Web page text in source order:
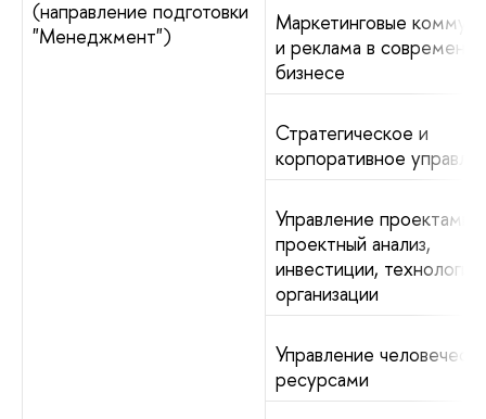
(направление подготовки
"Менеджмент")
Маркетинговые
и реклама в
бизнесе
Стратегическое и
корпоративное
Управление проектами:
проектный анализ,
инвестиции, технологии
организации
Управление
ресурсами